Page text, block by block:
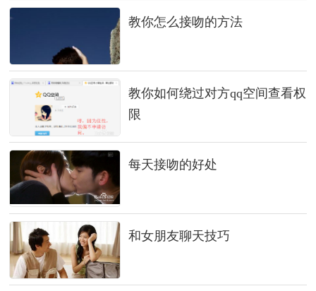
教你怎么接吻的方法
教你如何绕过对方qq空间查看权
限
每天接吻的好处
和女朋友聊天技巧